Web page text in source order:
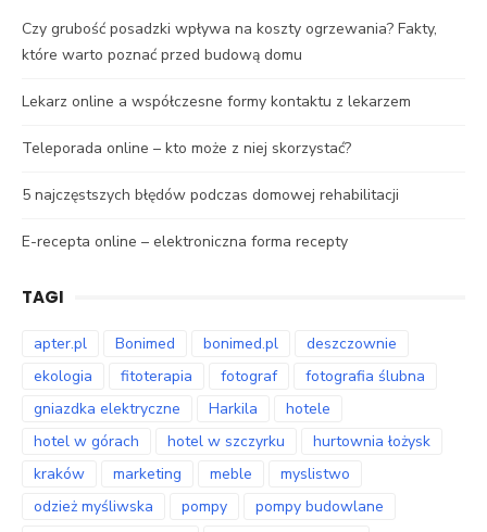
Czy grubość posadzki wpływa na koszty ogrzewania? Fakty,
które warto poznać przed budową domu
Lekarz online a współczesne formy kontaktu z lekarzem
Teleporada online – kto może z niej skorzystać?
5 najczęstszych błędów podczas domowej rehabilitacji
E-recepta online – elektroniczna forma recepty
TAGI
apter.pl Bonimed bonimed.pl
deszczownie
ekologia
fitoterapia fotograf
fotografia ślubna
gniazdka elektryczne
Harkila
hotele
hotel w górach
hotel w szczyrku
hurtownia łożysk
kraków
marketing meble
myslistwo
odzież myśliwska
pompy
pompy budowlane